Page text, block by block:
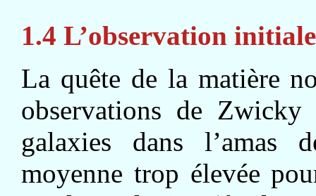
1.4 L’observation initiale
La quête de la matière
observations de
galaxies dans l’amas
moyenne trop élevée